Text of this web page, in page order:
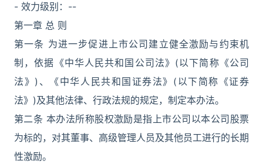
- 效力级别：--
第一章 总 则
第一条 为进一步促进上市公司建立健全激励与约束机
制，依据《中华人民共和国公司法》(以下简称《公司
法》)、《中华人民共和国证券法》(以下简称《证券
法》)及其他法律、行政法规的规定，制定本办法。
第二条 本办法所称股权激励是指上市公司以本公司股票
为标的，对其董事、高级管理人员及其他员工进行的长期
性激励。